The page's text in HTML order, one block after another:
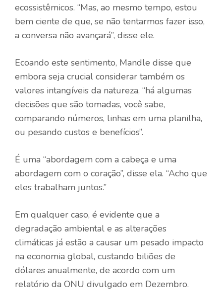
ecossistêmicos. “Mas, ao mesmo tempo, estou
bem ciente de que, se não tentarmos fazer isso,
a conversa não avançará”, disse ele.
Ecoando este sentimento, Mandle disse que
embora seja crucial considerar também os
valores intangíveis da natureza, “há algumas
decisões que são tomadas, você sabe,
comparando números, linhas em uma planilha,
ou pesando custos e benefícios”.
É uma “abordagem com a cabeça e uma
abordagem com o coração”, disse ela. “Acho que
eles trabalham juntos.”
Em qualquer caso, é evidente que a
degradação ambiental e as alterações
climáticas já estão a causar um pesado impacto
na economia global, custando biliões de
dólares anualmente, de acordo com um
relatório da ONU divulgado em Dezembro.